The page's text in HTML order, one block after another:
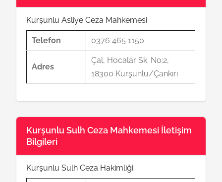
Kurşunlu Asliye Ceza Mahkemesi
Telefon 0376 465 1150
Adres
Çal, Hocalar Sk. No:2,
18300 Kurşunlu/Çankırı
Kurşunlu Sulh Ceza Mahkemesi İletişim
Bilgileri
Kurşunlu Sulh Ceza Hakimliği